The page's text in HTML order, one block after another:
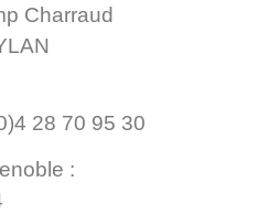
Charraud
28 70 95 30
: